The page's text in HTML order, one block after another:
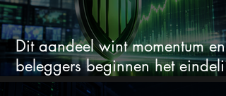
Dit aandeel wint momentum en
beleggers beginnen het eindelijk
te zien